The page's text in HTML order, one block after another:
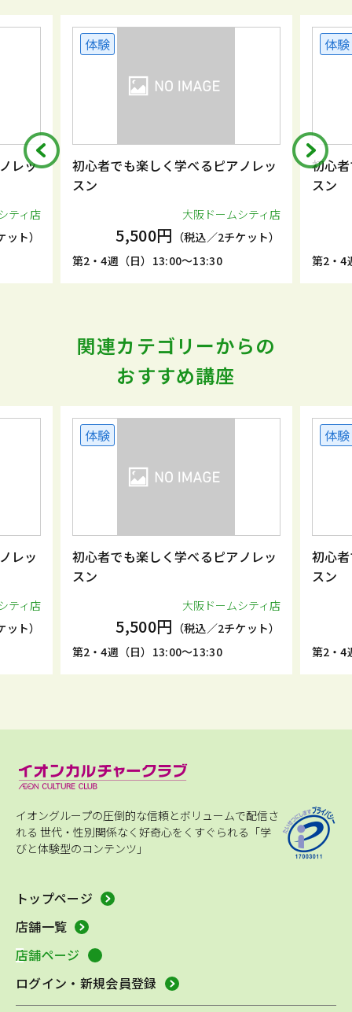
レッ
ティ店
ト）
体験
初心者でも楽しく学べるピアノレッ
スン
大阪ドームシティ店
5,500円 （税込／2チケット）
第2・4週（日）13:00～13:30
体験
初心
スン
第2・4
関連カテゴリーからの
おすすめ講座
レッ
ティ店
ト）
体験
初心者でも楽しく学べるピアノレッ
スン
大阪ドームシティ店
5,500円 （税込／2チケット）
第2・4週（日）13:00～13:30
体験
初心
スン
第2・4
イオングループの圧倒的な信頼とボリュームで配信さ
れる 世代・性別関係なく好奇心をくすぐられる「学
びと体験型のコンテンツ」
トップページ
店舗一覧
店舗ページ
ログイン・新規会員登録